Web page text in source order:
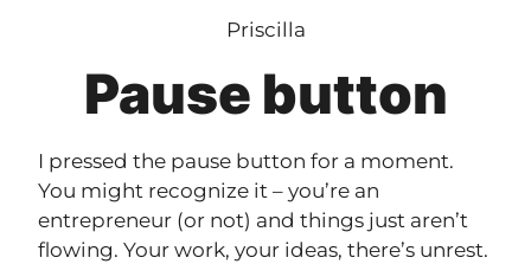
Priscilla
Pause button
I pressed the pause button for a moment.
You might recognize it – you’re an
entrepreneur (or not) and things just aren’t
flowing. Your work, your ideas, there’s unrest.